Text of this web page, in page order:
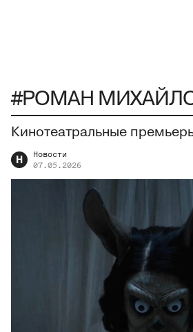
#РОМАН
Кинотеатральные
Н
Новости
07.05.2026